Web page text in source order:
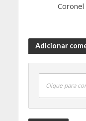
Adicionar
Clique para